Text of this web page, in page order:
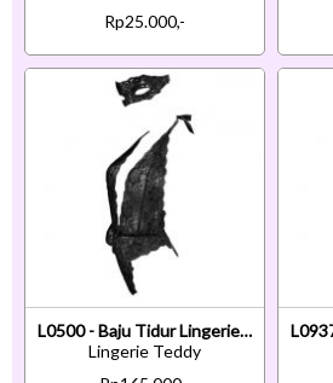
Rp25.000,-
L0500 - Baju Tidur Lingerie Teddy Bodysuit Dress Halter Hitam Transparan Benang Emas Belahan Dada Re
Lingerie Teddy